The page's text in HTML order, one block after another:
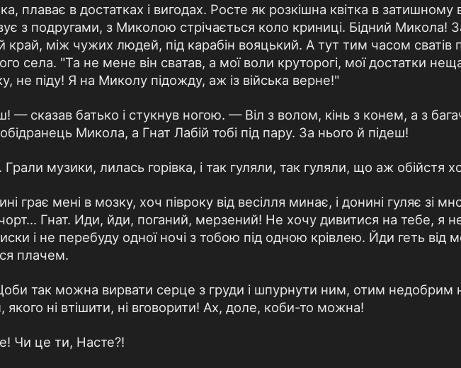
плаває в достатках і вигодах. Росте як розкішна квітка в
з подругами, з Миколою стрічається коло криниці. Бідний Микола!
край, між чужих людей, під карабін вояцький. А тут тим часом сватів
села. "Та не мене він сватав, а мої воли круторогі, мої достатки
не піду! Я на Миколу підожду, аж із війська верне!"
— сказав батько і стукнув ногою. — Віл з волом, кінь з конем, а з
Микола, а Гнат Лабій тобі під пару. За нього й підеш!
Грали музики, лилась горівка, і так гуляли, так гуляли, що аж обійстя
грає мені в мозку, хоч півроку від весілля минає, і донині гуляє зі
Гнат. Иди, йди, поганий, мерзений! Не хочу дивитися на тебе, я
і не перебуду одної ночі з тобою під одною крівлею. Йди геть від
плачем.
так можна вирвати серце з груди і шпурнути ним, отим
якого ні втішити, ні вговорити! Ах, доле, коби-то можна!
Чи це ти, Насте?!